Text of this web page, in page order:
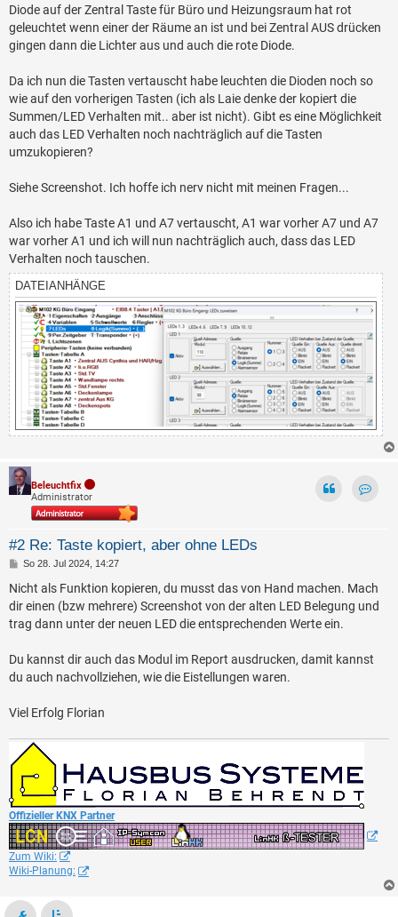
Diode auf der Zentral Taste für Büro und Heizungsraum hat rot
geleuchtet wenn einer der Räume an ist und bei Zentral AUS drücken
gingen dann die Lichter aus und auch die rote Diode.
Da ich nun die Tasten vertauscht habe leuchten die Dioden noch so
wie auf den vorherigen Tasten (ich als Laie denke der kopiert die
Summen/LED Verhalten mit.. aber ist nicht). Gibt es eine Möglichkeit
auch das LED Verhalten noch nachträglich auf die Tasten
umzukopieren?
Siehe Screenshot. Ich hoffe ich nerv nicht mit meinen Fragen...
Also ich habe Taste A1 und A7 vertauscht, A1 war vorher A7 und A7
war vorher A1 und ich will nun nachträglich auch, dass das LED
Verhalten noch tauschen.
DATEIANHÄNGE
Beleuchtfix
Administrator
#2 Re: Taste kopiert, aber ohne LEDs
B
i
r
a
g
So 28. Jul 2024, 14:27
Nicht als Funktion kopieren, du musst das von Hand machen. Mach
dir einen (bzw mehrere) Screenshot von der alten LED Belegung und
trag dann unter der neuen LED die entsprechenden Werte ein.
Du kannst dir auch das Modul im Report ausdrucken, damit kannst
du auch nachvollziehen, wie die Eistellungen waren.
Viel Erfolg Florian
Offizieller KNX Partner
Zum Wiki:
Wiki-Planung: